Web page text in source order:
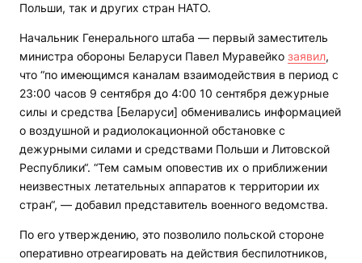
Польши, так и других стран НАТО.
Начальник Генерального штаба — первый заместитель
министра обороны Беларуси Павел Муравейко заявил,
что “по имеющимся каналам взаимодействия в период с
23:00 часов 9 сентября до 4:00 10 сентября дежурные
силы и средства [Беларуси] обменивались информацией
о воздушной и радиолокационной обстановке с
дежурными силами и средствами Польши и Литовской
Республики“. “Тем самым оповестив их о приближении
неизвестных летательных аппаратов к территории их
стран“, — добавил представитель военного ведомства.
По его утверждению, это позволило польской стороне
оперативно отреагировать на действия беспилотников,